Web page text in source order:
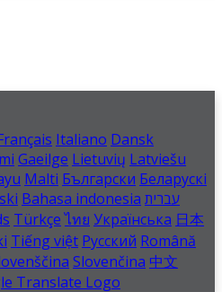
Italiano Dansk
Gaeilge Lietuvių Latviešu
Malti Български Беларускі
Bahasa indonesia עברית
Türkçe ไทย Українська 日本
Tiếng việt Русский Română
Slovenčina 中文